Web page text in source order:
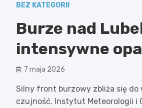
BEZ KATEGORII
Burze nad
intensywne
7 maja 2026
Silny front burzowy zbliża się
czujność. Instytut Meteorologii i